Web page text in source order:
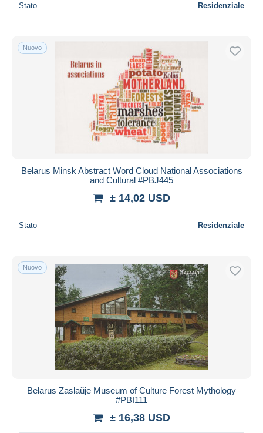
Stato Residenziale
Nuovo
Belarus Minsk Abstract Word Cloud National Associations
and Cultural #PBJ445
± 14,02 USD
Stato Residenziale
Nuovo
Belarus Zaslaŭje Museum of Culture Forest Mythology
#PBI111
± 16,38 USD